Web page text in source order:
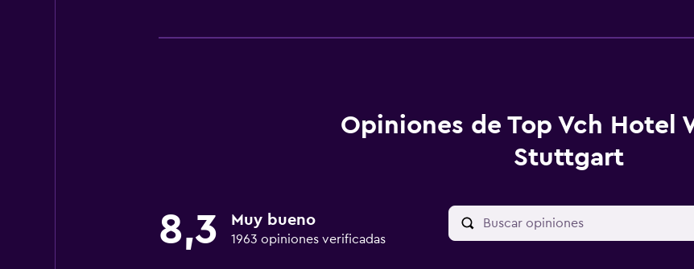
Opiniones de Top Vch Hotel
Stuttgart
8,3 Muy bueno
1963 opiniones verificadas